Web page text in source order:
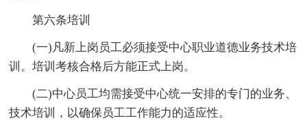
第六条培训
(一)凡新上岗员工必须接受中心职业道德业务技术培
训。培训考核合格后方能正式上岗。
(二)中心员工均需接受中心统一安排的专门的业务、
技术培训，以确保员工工作能力的适应性。